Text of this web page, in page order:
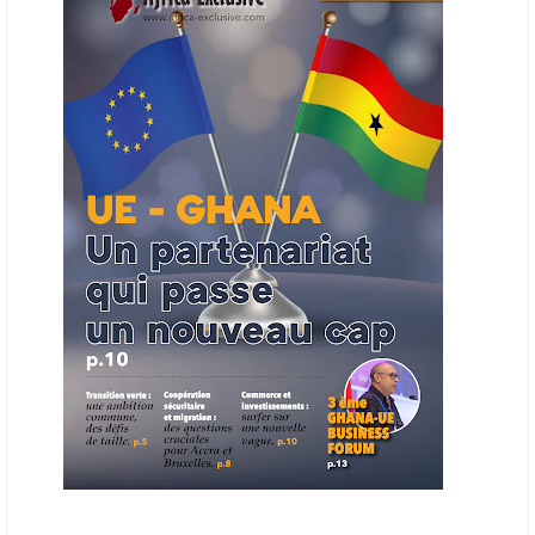
Cet outil permettra de recenser les entreprises africaines opérant dans
la chaîne de valeur énergétique et de publier des appels d’offres
ouverts en priorité aux sociétés du continent. Le projet est en phase
finale de développement et devrait aboutir, d’ici fin 2026 ou début
2027, à un bulletin africain des appels d’offres dans le secteur de
l’énergie.
06/06/26 AFRICA FINANCE CORPORATION
Cette semaine, Africa Finance Corporation (AFC) a annoncé avoir
bouclé un prêt syndiqué de 2 milliards de dollars, la plus importante
levée de son histoire. Initialement calibrée à 1,6 milliard, l'opération a
été relevée de 400 millions face à l'afflux des souscriptions de
banques internationales. Plus du tiers des fonds proviennent
d'institutions financières asiatiques, à parts égales avec l'Europe.
L'Asie-Pacifique et l'Europe pèsent chacune 35 % du tour de table,
devant le Moyen-Orient (25 %) et l'Afrique (5 %), selon le communiqué
de l'institution panafricaine, qui compte 48 pays membres.
ECHANGES AFRIQUE - UE